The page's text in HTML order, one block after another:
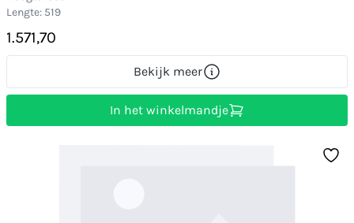
Lengte: 519
1.571,70
Bekijk meer
In het winkelmandje